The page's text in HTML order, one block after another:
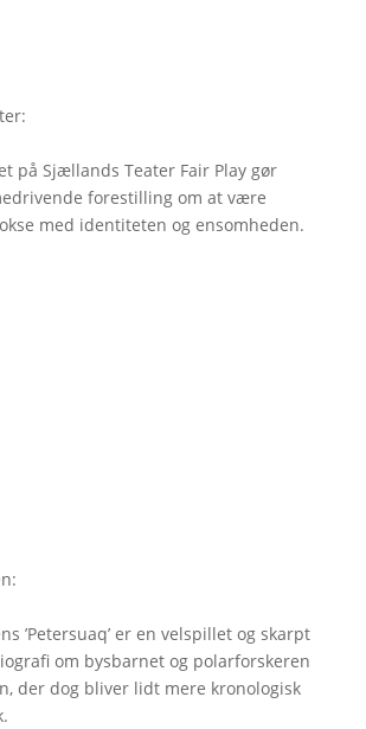
:
på Sjællands Teater Fair Play gør
forestilling om at være
med identiteten og ensomheden.
:
’Petersuaq’ er en velspillet og skarpt
om bysbarnet og polarforskeren
der dog bliver lidt mere kronologisk